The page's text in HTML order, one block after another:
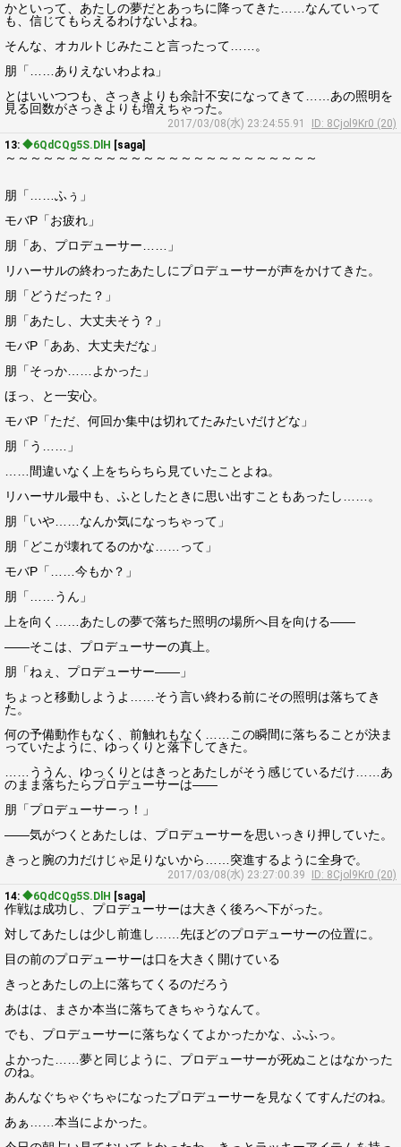
かといって、あたしの夢だとあっちに降ってきた……なんていって
も、信じてもらえるわけないよね。
そんな、オカルトじみたこと言ったって……。
朋「……ありえないわよね」
とはいいつつも、さっきよりも余計不安になってきて……あの照明を
見る回数がさっきよりも増えちゃった。
2017/03/08(水) 23:24:55.91
ID: 8Cjol9Kr0 (20)
13: ◆6QdCQg5S.DlH [saga]
～～～～～～～～～～～～～～～～～～～～～～～～～
朋「……ふぅ」
モバP「お疲れ」
朋「あ、プロデューサー……」
リハーサルの終わったあたしにプロデューサーが声をかけてきた。
朋「どうだった？」
朋「あたし、大丈夫そう？」
モバP「ああ、大丈夫だな」
朋「そっか……よかった」
ほっ、と一安心。
モバP「ただ、何回か集中は切れてたみたいだけどな」
朋「う……」
……間違いなく上をちらちら見ていたことよね。
リハーサル最中も、ふとしたときに思い出すこともあったし……。
朋「いや……なんか気になっちゃって」
朋「どこが壊れてるのかな……って」
モバP「……今もか？」
朋「……うん」
上を向く……あたしの夢で落ちた照明の場所へ目を向ける――
――そこは、プロデューサーの真上。
朋「ねぇ、プロデューサー――」
ちょっと移動しようよ……そう言い終わる前にその照明は落ちてき
た。
何の予備動作もなく、前触れもなく……この瞬間に落ちることが決ま
っていたように、ゆっくりと落下してきた。
……ううん、ゆっくりとはきっとあたしがそう感じているだけ……あ
のまま落ちたらプロデューサーは――
朋「プロデューサーっ！」
――気がつくとあたしは、プロデューサーを思いっきり押していた。
きっと腕の力だけじゃ足りないから……突進するように全身で。
2017/03/08(水) 23:27:00.39
ID: 8Cjol9Kr0 (20)
14: ◆6QdCQg5S.DlH [saga]
作戦は成功し、プロデューサーは大きく後ろへ下がった。
対してあたしは少し前進し……先ほどのプロデューサーの位置に。
目の前のプロデューサーは口を大きく開けている
きっとあたしの上に落ちてくるのだろう
あはは、まさか本当に落ちてきちゃうなんて。
でも、プロデューサーに落ちなくてよかったかな、ふふっ。
よかった……夢と同じように、プロデューサーが死ぬことはなかった
のね。
あんなぐちゃぐちゃになったプロデューサーを見なくてすんだのね。
あぁ……本当によかった。